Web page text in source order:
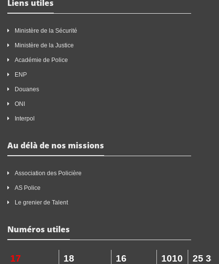
Liens utiles
Ministère de la Sécurité
Ministère de la Justice
Académie de Police
ENP
Douanes
ONI
Interpol
Au délà de nos missions
Association des Policière
AS Police
Le grenier de Talent
Numéros utiles
17 18 16 1010 25 33